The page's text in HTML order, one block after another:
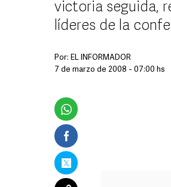
victoria seguida,
líderes de la
Por: EL INFORMADOR
7 de marzo de 2008 - 07:00 hs